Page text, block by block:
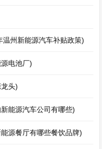
州新能源汽车补贴政策)
电池厂)
头)
能源汽车公司有哪些)
源餐厅有哪些餐饮品牌)